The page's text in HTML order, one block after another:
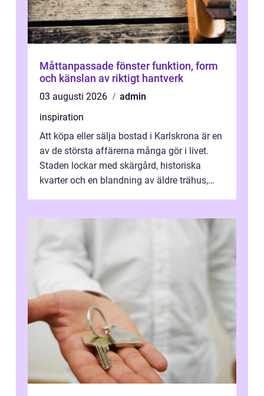
Måttanpassade fönster funktion, form
och känslan av riktigt hantverk
03 augusti 2026
admin
inspiration
Att köpa eller sälja bostad i Karlskrona är en
av de största affärerna många gör i livet.
Staden lockar med skärgård, historiska
kvarter och en blandning av äldre trähus,